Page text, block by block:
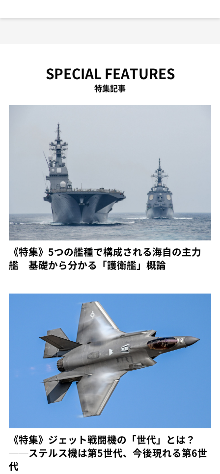
SPECIAL FEATURES
特集記事
《特集》5つの艦種で構成される海自の主力
艦 基礎から分かる「護衛艦」概論
《特集》ジェット戦闘機の「世代」とは？
──ステルス機は第5世代、今後現れる第6世
代